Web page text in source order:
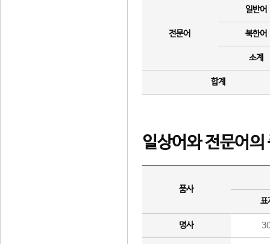
전문어
일반어
북한어
소계
합계
일상어와 전문어의
품사
표
명사